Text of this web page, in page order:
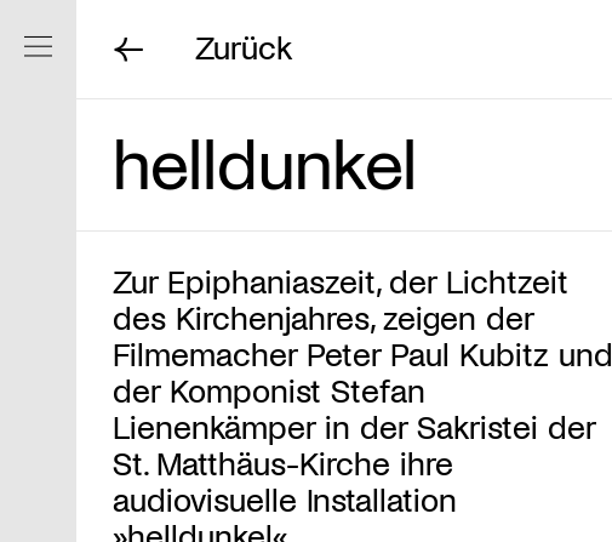
Navigation ein/ausblenden
Zurück
helldunkel
Zur Epiphaniaszeit, der Lichtzeit
des Kirchenjahres, zeigen der
Filmemacher Peter Paul Kubitz und
der Komponist Stefan
Lienenkämper in der Sakristei der
St. Matthäus-Kirche ihre
audiovisuelle Installation